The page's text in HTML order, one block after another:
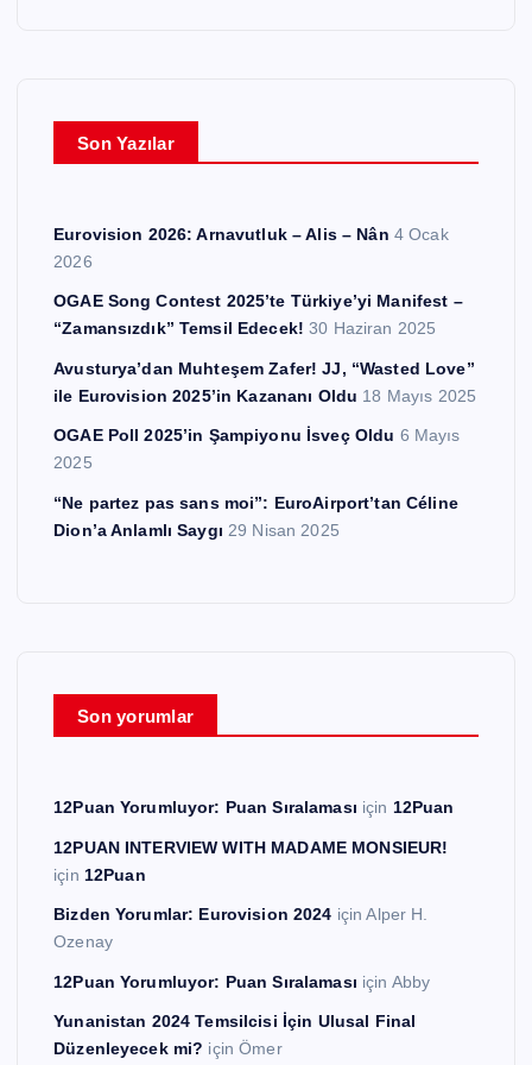
Son Yazılar
Eurovision 2026: Arnavutluk – Alis – Nân 4 Ocak
2026
OGAE Song Contest 2025’te Türkiye’yi Manifest –
“Zamansızdık” Temsil Edecek! 30 Haziran 2025
Avusturya’dan Muhteşem Zafer! JJ, “Wasted Love”
ile Eurovision 2025’in Kazananı Oldu 18 Mayıs 2025
OGAE Poll 2025’in Şampiyonu İsveç Oldu 6 Mayıs
2025
“Ne partez pas sans moi”: EuroAirport’tan Céline
Dion’a Anlamlı Saygı 29 Nisan 2025
Son yorumlar
12Puan Yorumluyor: Puan Sıralaması için 12Puan
12PUAN INTERVIEW WITH MADAME MONSIEUR!
için 12Puan
Bizden Yorumlar: Eurovision 2024 içinAlper H.
Ozenay
12Puan Yorumluyor: Puan Sıralaması için Abby
Yunanistan 2024 Temsilcisi İçin Ulusal Final
Düzenleyecek mi? içinÖmer